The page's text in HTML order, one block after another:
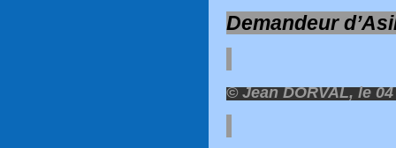
Demandeur
© Jean DORVAL, le